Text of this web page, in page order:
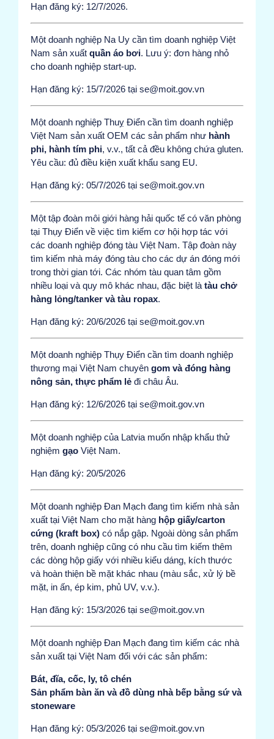
Hạn đăng ký: 12/7/2026.
Một doanh nghiệp Na Uy cần tìm doanh nghiệp Việt
Nam sản xuất quần áo bơi. Lưu ý: đơn hàng nhỏ
cho doanh nghiệp start-up.
Hạn đăng ký: 15/7/2026 tại se@moit.gov.vn
Một doanh nghiệp Thuỵ Điển cần tìm doanh nghiệp
Việt Nam sản xuất OEM các sản phẩm như hành
phi, hành tím phi, v.v., tất cả đều không chứa gluten.
Yêu cầu: đủ điều kiện xuất khẩu sang EU.
Hạn đăng ký: 05/7/2026 tại se@moit.gov.vn
Một tập đoàn môi giới hàng hải quốc tế có văn phòng
tại Thụy Điển về việc tìm kiếm cơ hội hợp tác với
các doanh nghiệp đóng tàu Việt Nam. Tập đoàn này
tìm kiếm nhà máy đóng tàu cho các dự án đóng mới
trong thời gian tới. Các nhóm tàu quan tâm gồm
nhiều loại và quy mô khác nhau, đặc biệt là tàu chở
hàng lỏng/tanker và tàu ropax.
Hạn đăng ký: 20/6/2026 tại se@moit.gov.vn
Một doanh nghiệp Thụy Điển cần tìm doanh nghiệp
thương mại Việt Nam chuyên gom và đóng hàng
nông sản, thực phẩm lẻ đi châu Âu.
Hạn đăng ký: 12/6/2026 tại se@moit.gov.vn
Một doanh nghiệp của Latvia muốn nhập khẩu thử
nghiệm gạo Việt Nam.
Hạn đăng ký: 20/5/2026
Một doanh nghiệp Đan Mạch đang tìm kiếm nhà sản
xuất tại Việt Nam cho mặt hàng hộp giấy/carton
cứng (kraft box) có nắp gập. Ngoài dòng sản phẩm
trên, doanh nghiệp cũng có nhu cầu tìm kiếm thêm
các dòng hộp giấy với nhiều kiểu dáng, kích thước
và hoàn thiện bề mặt khác nhau (màu sắc, xử lý bề
mặt, in ấn, ép kim, phủ UV, v.v.).
Hạn đăng ký: 15/3/2026 tại se@moit.gov.vn
Một doanh nghiệp Đan Mạch đang tìm kiếm các nhà
sản xuất tại Việt Nam đối với các sản phẩm:
Bát, đĩa, cốc, ly, tô chén
Sản phẩm bàn ăn và đồ dùng nhà bếp bằng sứ và
stoneware
Hạn đăng ký: 05/3/2026 tại se@moit.gov.vn